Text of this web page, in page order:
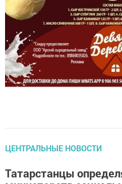
ЦЕНТРАЛЬНЫЕ НОВОСТИ
Татарстанцы